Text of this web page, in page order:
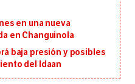
en una nueva
en Changuinola
baja presión y posibles
del Idaan